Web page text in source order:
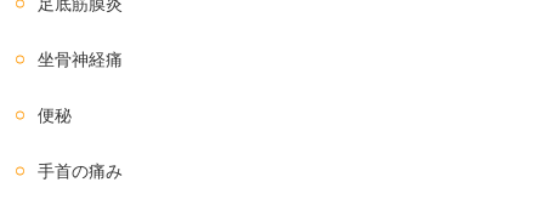
坐骨神経痛
便秘
手首の痛み